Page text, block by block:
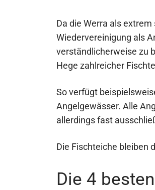
Da die Werra als
Wiedervereinigung als
verständlicherweise zu
Hege zahlreicher
So verfügt
Angelgewässer. Alle
allerdings fast
Die Fischteiche bleiben
Die 4